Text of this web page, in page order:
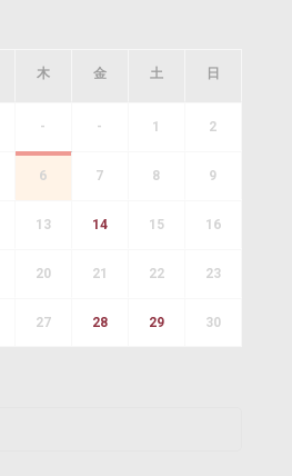
木 金 土 日
- - 1 2
6 7 8 9
13 14 15 16
20 21 22 23
27 28 29 30